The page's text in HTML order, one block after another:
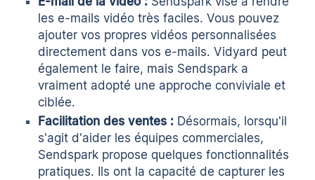
les e-mails vidéo très faciles. Vous pouvez
ajouter vos propres vidéos personnalisées
directement dans vos e-mails. Vidyard peut
également le faire, mais Sendspark a
vraiment adopté une approche conviviale et
ciblée.
Facilitation des ventes : Désormais, lorsqu'il
s'agit d'aider les équipes commerciales,
Sendspark propose quelques fonctionnalités
pratiques. Ils ont la capacité de capturer les